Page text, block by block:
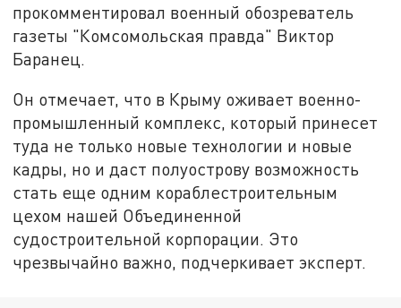
прокомментировал военный обозреватель
газеты "Комсомольская правда" Виктор
Баранец.
Он отмечает, что в Крыму оживает военно-
промышленный комплекс, который принесет
туда не только новые технологии и новые
кадры, но и даст полуострову возможность
стать еще одним кораблестроительным
цехом нашей Объединенной
судостроительной корпорации. Это
чрезвычайно важно, подчеркивает эксперт.